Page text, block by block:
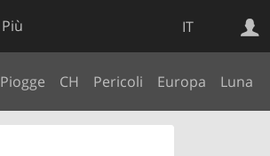
IT
Più
Piogge CH Pericoli Europa Luna
Ricerca Web